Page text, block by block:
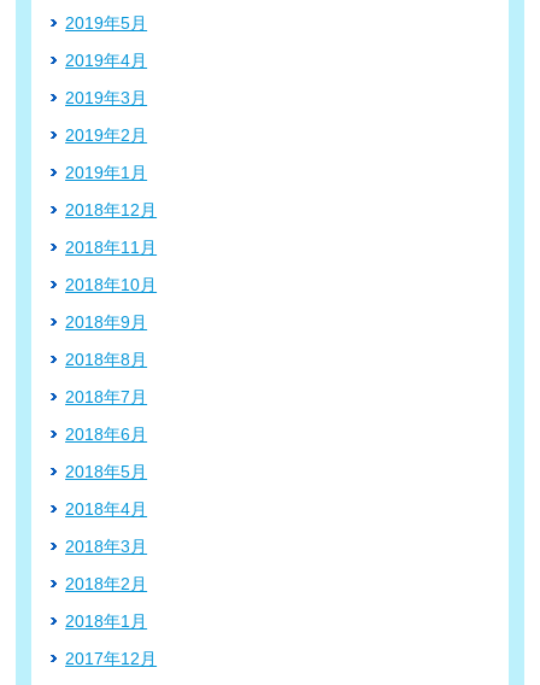
2019年5月
2019年4月
2019年3月
2019年2月
2019年1月
2018年12月
2018年11月
2018年10月
2018年9月
2018年8月
2018年7月
2018年6月
2018年5月
2018年4月
2018年3月
2018年2月
2018年1月
2017年12月